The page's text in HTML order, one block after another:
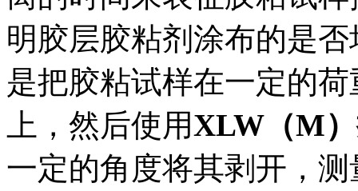
明胶层胶粘剂涂布的是
是把胶粘试样在一定的
上，然后使用XLW（M
一定的角度将其剥开，